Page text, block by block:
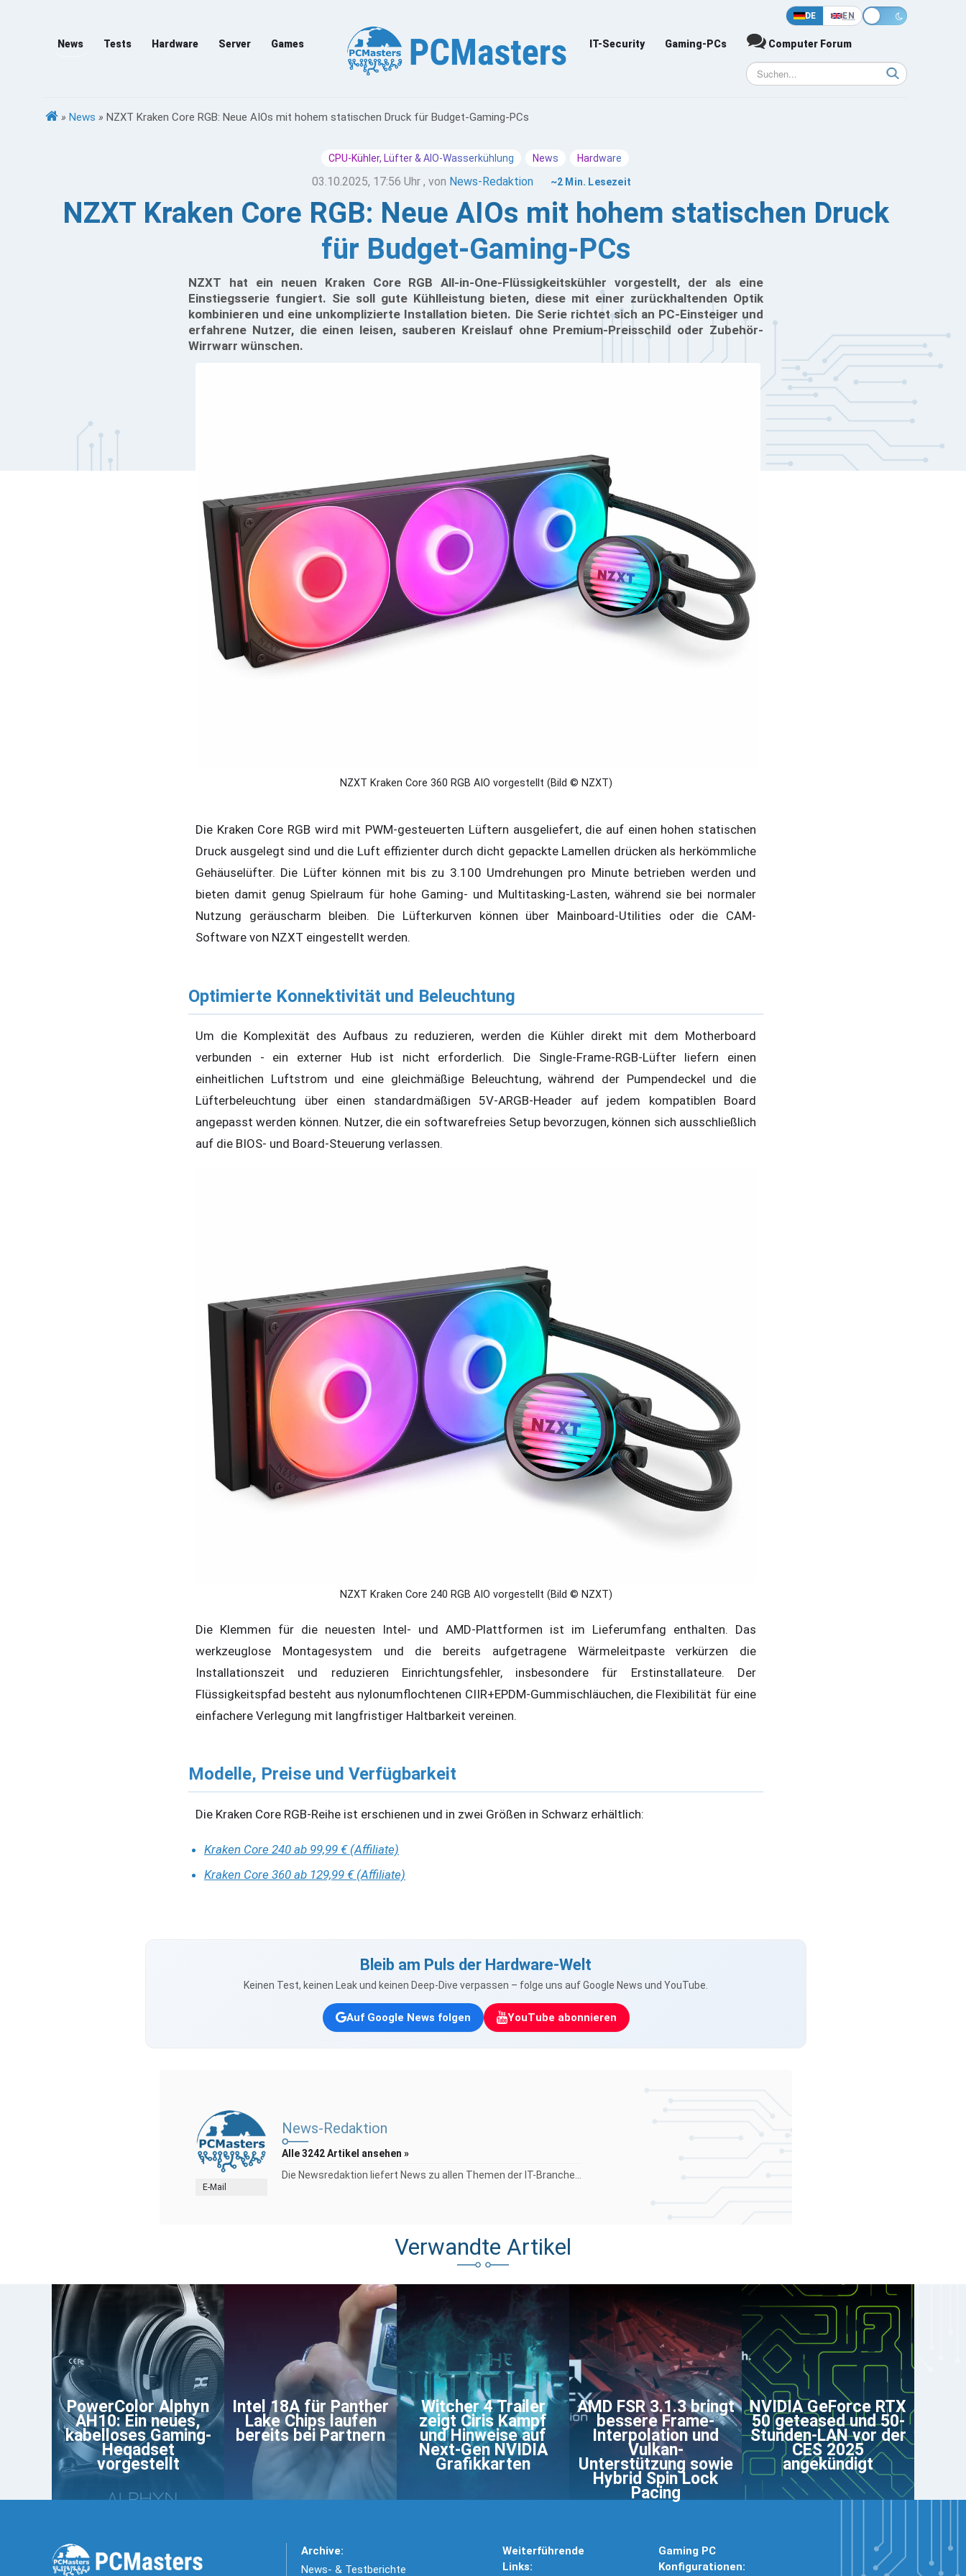
DE EN
News Tests Hardware Server Games IT-Security Gaming-PCs Computer Forum
» News » NZXT Kraken Core RGB: Neue AIOs mit hohem statischen Druck für Budget-Gaming-PCs
CPU-Kühler, Lüfter & AIO-Wasserkühlung News Hardware
03.10.2025, 17:56 Uhr , von News-Redaktion ~2 Min. Lesezeit
NZXT Kraken Core RGB: Neue AIOs mit hohem statischen Druck
für Budget-Gaming-PCs
NZXT hat ein neuen Kraken Core RGB All-in-One-Flüssigkeitskühler vorgestellt, der als eine
Einstiegsserie fungiert. Sie soll gute Kühlleistung bieten, diese mit einer zurückhaltenden Optik
kombinieren und eine unkomplizierte Installation bieten. Die Serie richtet sich an PC-Einsteiger und
erfahrene Nutzer, die einen leisen, sauberen Kreislauf ohne Premium-Preisschild oder Zubehör-
Wirrwarr wünschen.
NZXT Kraken Core 360 RGB AIO vorgestellt (Bild © NZXT)
Die Kraken Core RGB wird mit PWM-gesteuerten Lüftern ausgeliefert, die auf einen hohen statischen
Druck ausgelegt sind und die Luft effizienter durch dicht gepackte Lamellen drücken als herkömmliche
Gehäuselüfter. Die Lüfter können mit bis zu 3.100 Umdrehungen pro Minute betrieben werden und
bieten damit genug Spielraum für hohe Gaming- und Multitasking-Lasten, während sie bei normaler
Nutzung geräuscharm bleiben. Die Lüfterkurven können über Mainboard-Utilities oder die CAM-
Software von NZXT eingestellt werden.
Optimierte Konnektivität und Beleuchtung
Um die Komplexität des Aufbaus zu reduzieren, werden die Kühler direkt mit dem Motherboard
verbunden - ein externer Hub ist nicht erforderlich. Die Single-Frame-RGB-Lüfter liefern einen
einheitlichen Luftstrom und eine gleichmäßige Beleuchtung, während der Pumpendeckel und die
Lüfterbeleuchtung über einen standardmäßigen 5V-ARGB-Header auf jedem kompatiblen Board
angepasst werden können. Nutzer, die ein softwarefreies Setup bevorzugen, können sich ausschließlich
auf die BIOS- und Board-Steuerung verlassen.
NZXT Kraken Core 240 RGB AIO vorgestellt (Bild © NZXT)
Die Klemmen für die neuesten Intel- und AMD-Plattformen ist im Lieferumfang enthalten. Das
werkzeuglose Montagesystem und die bereits aufgetragene Wärmeleitpaste verkürzen die
Installationszeit und reduzieren Einrichtungsfehler, insbesondere für Erstinstallateure. Der
Flüssigkeitspfad besteht aus nylonumflochtenen CIIR+EPDM-Gummischläuchen, die Flexibilität für eine
einfachere Verlegung mit langfristiger Haltbarkeit vereinen.
Modelle, Preise und Verfügbarkeit
Die Kraken Core RGB-Reihe ist erschienen und in zwei Größen in Schwarz erhältlich:
Kraken Core 240 ab 99,99 € (Affiliate)
Kraken Core 360 ab 129,99 € (Affiliate)
Bleib am Puls der Hardware-Welt
Keinen Test, keinen Leak und keinen Deep-Dive verpassen – folge uns auf Google News und YouTube.
Auf Google News folgen YouTube abonnieren
E-Mail
News-Redaktion
Alle 3242 Artikel ansehen »
Die Newsredaktion liefert News zu allen Themen der IT-Branche...
Verwandte Artikel
PowerColor Alphyn
AH10: Ein neues,
kabelloses Gaming-
Heqadset
vorgestellt
Intel 18A für Panther
Lake Chips laufen
bereits bei Partnern
Witcher 4 Trailer
zeigt Ciris Kampf
und Hinweise auf
Next-Gen NVIDIA
Grafikkarten
AMD FSR 3.1.3 bringt
bessere Frame-
Interpolation und
Vulkan-
Unterstützung sowie
Hybrid Spin Lock
Pacing
NVIDIA GeForce RTX
50 geteased und 50-
Stunden-LAN vor der
CES 2025
angekündigt
Archive:
News- & Testberichte
Weiterführende
Links:
Gaming PC
Konfigurationen: